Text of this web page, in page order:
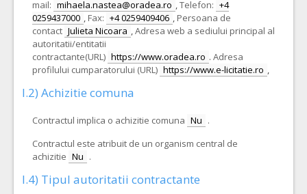
mail: mihaela.nastea@oradea.ro ,Telefon: +4
0259437000 , Fax: +4 0259409406 , Persoana de
contact Julieta Nicoara ,Adresa web a sediului principal al
autoritatii/entitatii
contractante(URL) https://www.oradea.ro . Adresa
profilului cumparatorului (URL) https://www.e-licitatie.ro ,
I.2) Achizitie comuna
Contractul implica o achizitie comuna Nu .
Contractul este atribuit de un organism central de
achizitie Nu .
I.4) Tipul autoritatii contractante